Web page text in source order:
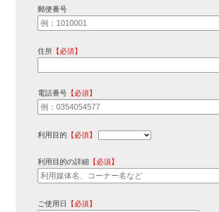
郵便番号
住所 【必須】
電話番号 【必須】
利用目的 【必須】
利用目的の詳細 【必須】
ご使用日 【必須】